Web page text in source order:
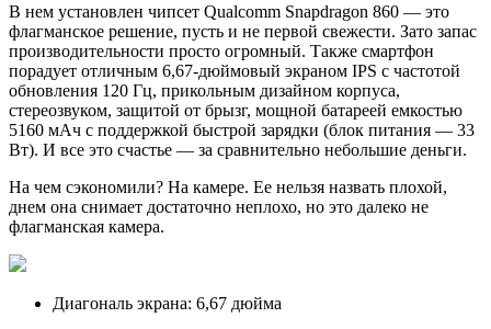
В нем установлен чипсет Qualcomm Snapdragon 860 — это
флагманское решение, пусть и не первой свежести. Зато запас
производительности просто огромный. Также смартфон
порадует отличным 6,67-дюймовый экраном IPS с частотой
обновления 120 Гц, прикольным дизайном корпуса,
стереозвуком, защитой от брызг, мощной батареей емкостью
5160 мАч с поддержкой быстрой зарядки (блок питания — 33
Вт). И все это счастье — за сравнительно небольшие деньги.
На чем сэкономили? На камере. Ее нельзя назвать плохой,
днем она снимает достаточно неплохо, но это далеко не
флагманская камера.
Диагональ экрана: 6,67 дюйма